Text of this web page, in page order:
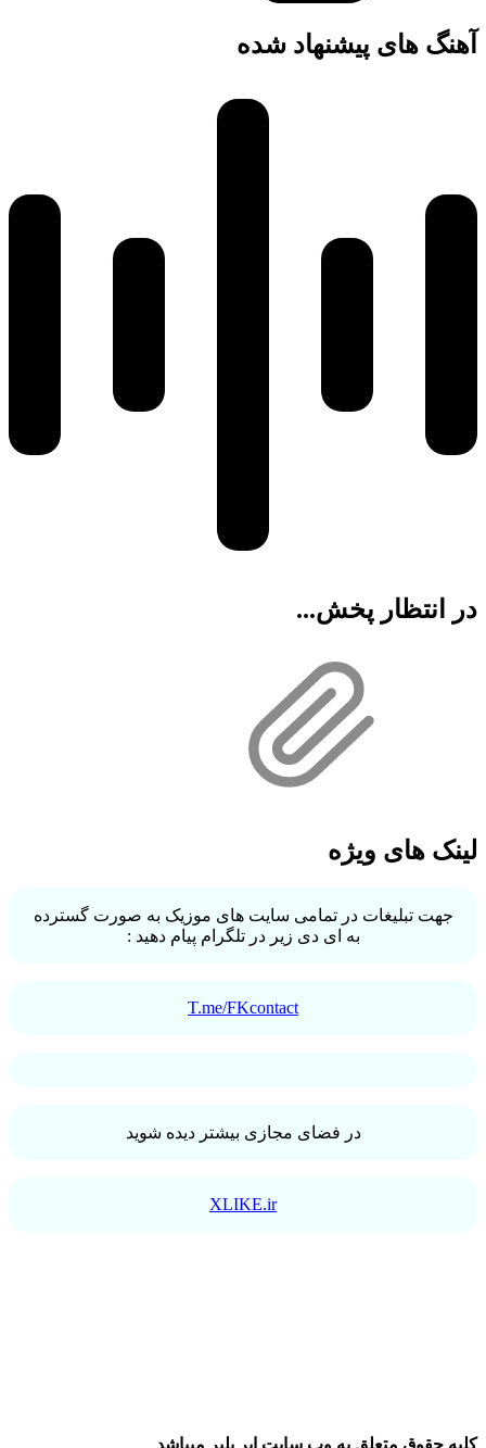
آهنگ های پیشنهاد شده
در انتظار پخش...
لینک های ویژه
جهت تبلیغات در تمامی سایت های موزیک به صورت گسترده
به ای دی زیر در تلگرام پیام دهید :
T.me/FKcontact
در فضای مجازی بیشتر دیده شوید
XLIKE.ir
کلیه حقوق متعلق به وب سایت ایر پلیر میباشد